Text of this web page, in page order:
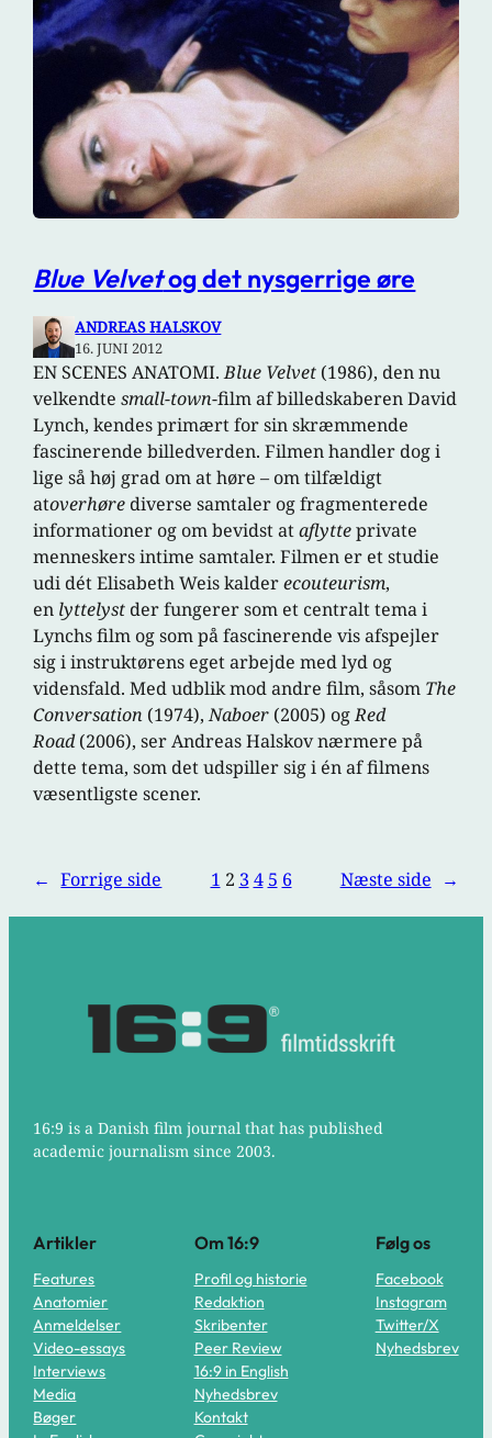
Blue Velvetog det nysgerrige øre
ANDREAS HALSKOV
16. JUNI 2012
EN SCENES ANATOMI.Blue Velvet (1986), den nu
velkendtesmall-town-film af billedskaberen David
Lynch, kendes primært for sin skræmmende
fascinerende billedverden. Filmen handler dog i
lige så høj grad om at høre – om tilfældigt
atoverhøre diverse samtaler og fragmenterede
informationer og om bevidst ataflytteprivate
menneskers intime samtaler. Filmen er et studie
udi dét Elisabeth Weis kalderecouteurism,
en lyttelyst der fungerer som et centralt tema i
Lynchs film og som på fascinerende vis afspejler
sig i instruktørens eget arbejde med lyd og
vidensfald. Med udblik mod andre film, såsom The
Conversation (1974),Naboer (2005) ogRed
Road(2006), ser Andreas Halskov nærmere på
dette tema, som det udspiller sig i én af filmens
væsentligste scener.
← Forrige side 1 2 3 4 5 6 Næste side →
16:9 is a Danish film journal that has published
academic journalism since 2003.
Artikler
Features
Anatomier
Anmeldelser
Video-essays
Interviews
Media
Bøger
Om 16:9
Profil og historie
Redaktion
Skribenter
Peer Review
16:9 in English
Nyhedsbrev
Kontakt
Følg os
Facebook
Instagram
Twitter/X
Nyhedsbrev